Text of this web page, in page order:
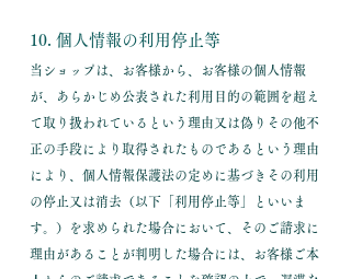
10. 個人情報の利用停止等
当ショップは、お客様から、お客様の個人情報
が、あらかじめ公表された利用目的の範囲を超え
て取り扱われているという理由又は偽りその他不
正の手段により取得されたものであるという理由
により、個人情報保護法の定めに基づきその利用
の停止又は消去（以下「利用停止等」といいま
す。）を求められた場合において、そのご請求に
理由があることが判明した場合には、お客様ご本